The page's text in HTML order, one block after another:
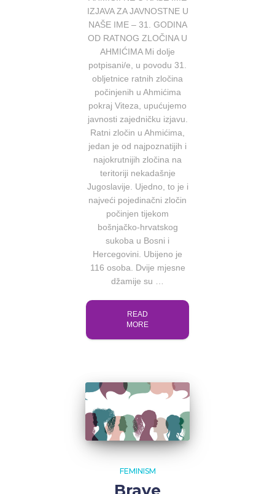
IZJAVA ZA JAVNOSTNE U
NAŠE IME – 31. GODINA
OD RATNOG ZLOČINA U
AHMIĆIMA Mi dolje
potpisani/e, u povodu 31.
obljetnice ratnih zločina
počinjenih u Ahmićima
pokraj Viteza, upućujemo
javnosti zajedničku izjavu.
Ratni zločin u Ahmićima,
jedan je od najpoznatijih i
najokrutnijih zločina na
teritoriji nekadašnje
Jugoslavije. Ujedno, to je i
najveći pojedinačni zločin
počinjen tijekom
bošnjačko-hrvatskog
sukoba u Bosni i
Hercegovini. Ubijeno je
116 osoba. Dvije mjesne
džamije su …
READ
MORE
FEMINISM